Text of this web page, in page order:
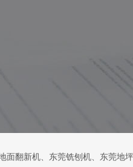
面翻新机、 东莞铣刨机、 东莞地